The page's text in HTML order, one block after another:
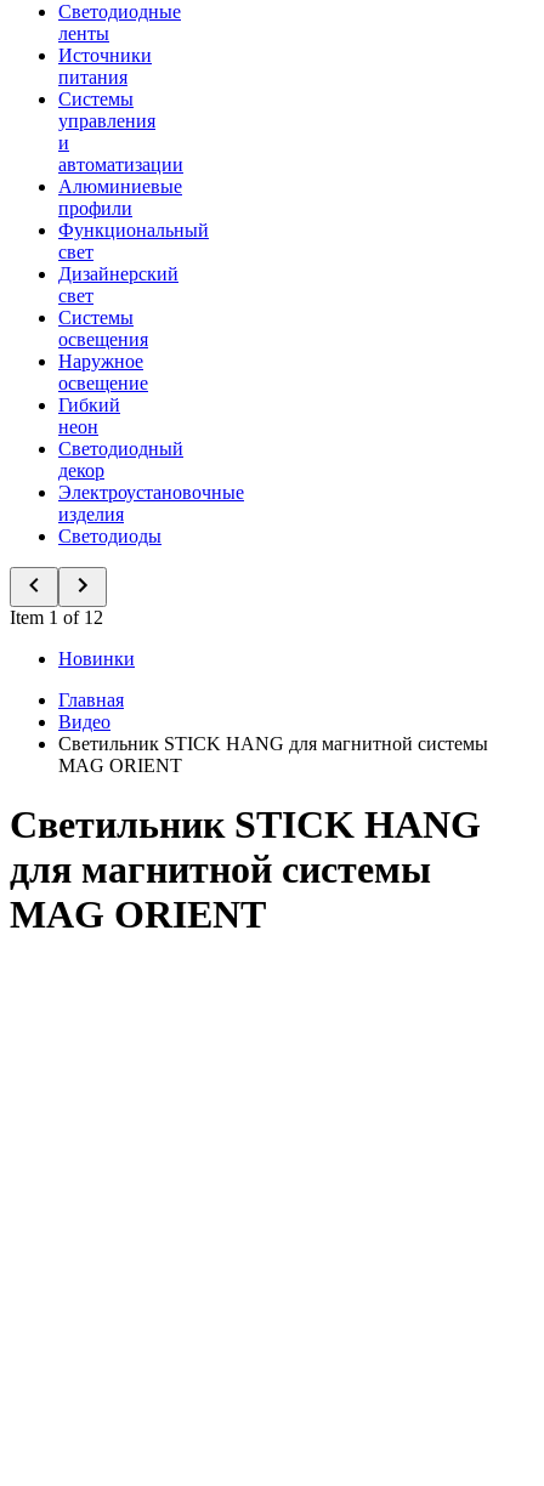
Светодиодные
ленты
Источники
питания
Системы
управления
и
автоматизации
Алюминиевые
профили
Функциональный
свет
Дизайнерский
свет
Системы
освещения
Наружное
освещение
Гибкий
неон
Светодиодный
декор
Электроустановочные
изделия
Светодиоды
Item 1 of 12
Новинки
Главная
Видео
Светильник STICK HANG для магнитной системы
MAG ORIENT
Светильник STICK HANG
для магнитной системы
MAG ORIENT